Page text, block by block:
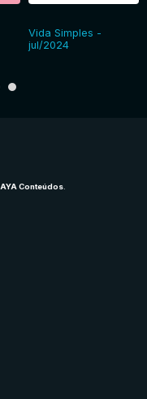
Vida Simples -
jul/2024
AYA Conteúdos